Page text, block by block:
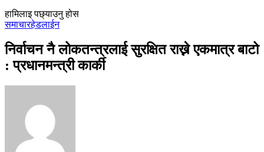
हामिलाइ पछ्याउनु होस
समाचारहेडलाईन
निर्वाचन नै लोकतन्त्रलाई सुरक्षित राख्ने एकमात्र बाटो
: प्रधानमन्त्री कार्की